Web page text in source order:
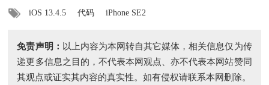
iOS 13.4.5 代码 iPhone SE2
免责声明： 以上内容为本网转自其它媒体，相关信息仅为传
递更多信息之目的，不代表本网观点、亦不代表本网站赞同
其观点或证实其内容的真实性。如有侵权请联系本网删除。